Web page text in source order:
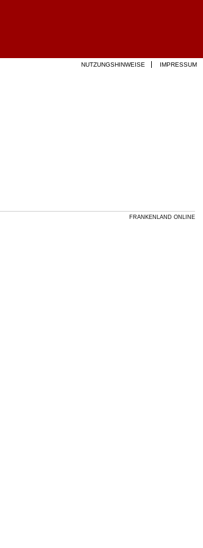
FRANKENLAND ONLINE
NUTZUNGSHINWEISE IMPRESSUM